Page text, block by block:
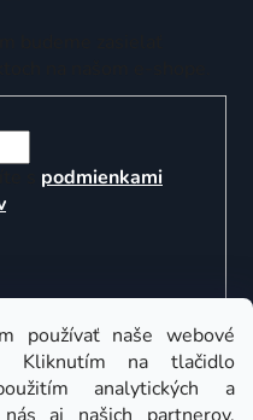
používať naše webové
Kliknutím na tlačidlo
analytických a
podmienkami